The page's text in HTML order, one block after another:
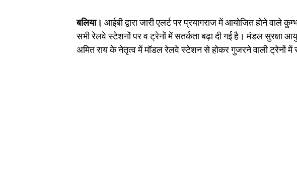
बलिया। आईबी द्वारा जारी एलर्ट पर प्रयागराज में आयोजित होने वाले
सभी रेलवे स्टेशनों पर व ट्रेनों में सतर्कता बढ़ा दी गई है। मंडल सुरक्षा
अमित राय के नेतृत्व में मॉडल रेलवे स्टेशन से होकर गुजरने वाली ट्रेनों में